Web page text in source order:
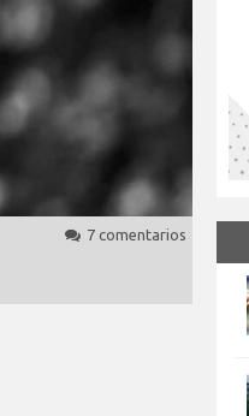
7 comentarios